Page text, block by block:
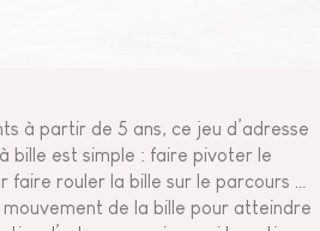
à partir de 5 ans, ce jeu d’adresse
bille est simple : faire pivoter le
rouler la bille sur le parcours …
mouvement de la bille pour atteindre